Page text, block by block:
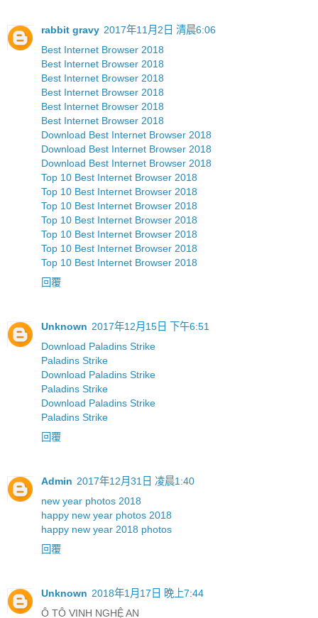
rabbit gravy 2017年11月2日 清晨6:06
Best Internet Browser 2018
Best Internet Browser 2018
Best Internet Browser 2018
Best Internet Browser 2018
Best Internet Browser 2018
Best Internet Browser 2018
Download Best Internet Browser 2018
Download Best Internet Browser 2018
Download Best Internet Browser 2018
Top 10 Best Internet Browser 2018
Top 10 Best Internet Browser 2018
Top 10 Best Internet Browser 2018
Top 10 Best Internet Browser 2018
Top 10 Best Internet Browser 2018
Top 10 Best Internet Browser 2018
Top 10 Best Internet Browser 2018
回覆
Unknown 2017年12月15日 下午6:51
Download Paladins Strike
Paladins Strike
Download Paladins Strike
Paladins Strike
Download Paladins Strike
Paladins Strike
回覆
Admin 2017年12月31日 凌晨1:40
new year photos 2018
happy new year photos 2018
happy new year 2018 photos
回覆
Unknown 2018年1月17日 晚上7:44
Ô TÔ VINH NGHỆ AN